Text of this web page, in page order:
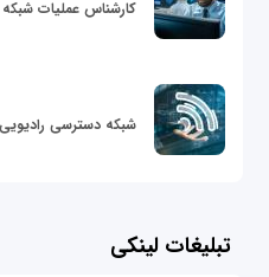
کارشناس عملیات
شبکه دسترسی
تبلیغات لینکی